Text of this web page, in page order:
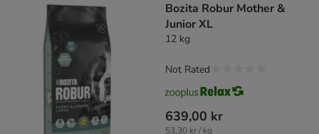
Bozita Robur Mother &
Junior XL
12 kg
639,00 kr
53,30 kr / kg
Not Rated